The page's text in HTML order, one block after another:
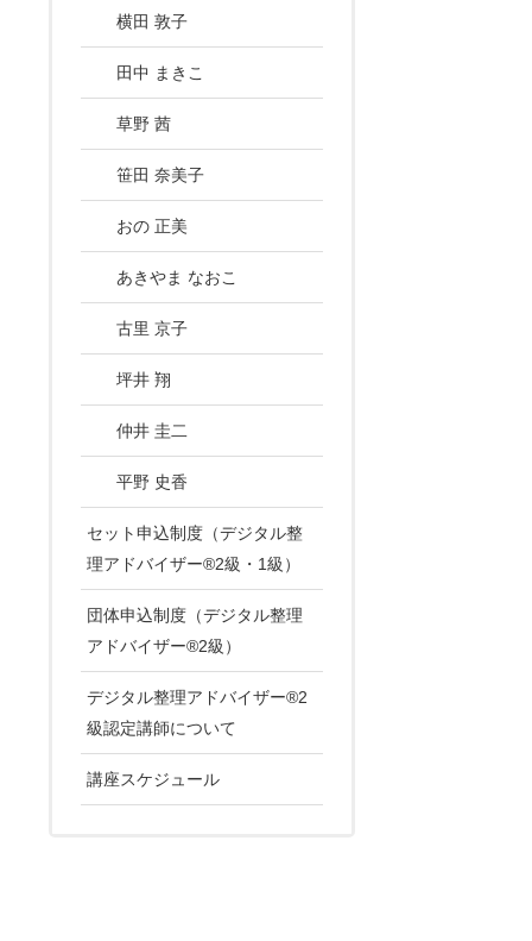
横田 敦子
田中 まきこ
草野 茜
笹田 奈美子
おの 正美
あきやま なおこ
古里 京子
坪井 翔
仲井 圭二
平野 史香
セット申込制度（デジタル整
理アドバイザー®2級・1級）
団体申込制度（デジタル整理
アドバイザー®2級）
デジタル整理アドバイザー®2
級認定講師について
講座スケジュール